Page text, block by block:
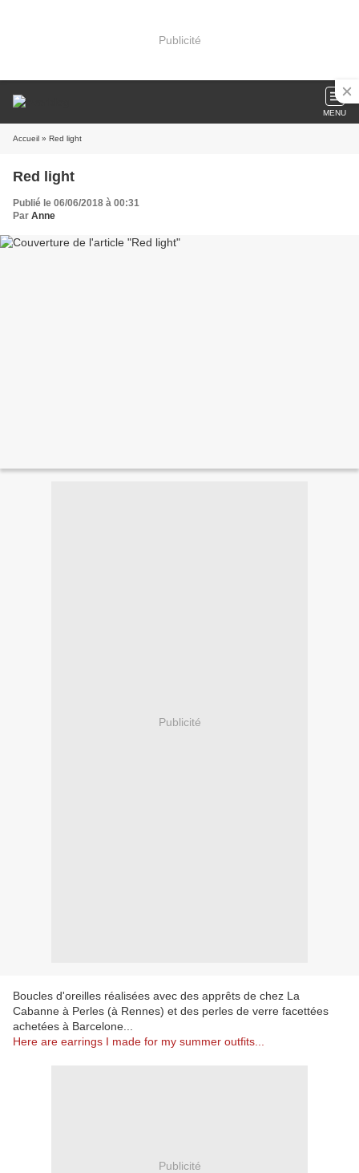
Publicité
MENU
Accueil » Red light
Red light
Publié le 06/06/2018 à 00:31
Par Anne
Publicité
Boucles d'oreilles réalisées avec des apprêts de chez La
Cabanne à Perles (à Rennes) et des perles de verre facettées
achetées à Barcelone...
Here are earrings I made for my summer outfits...
Publicité